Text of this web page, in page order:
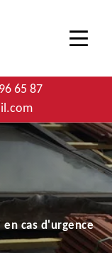
65 87
cas d'urgence